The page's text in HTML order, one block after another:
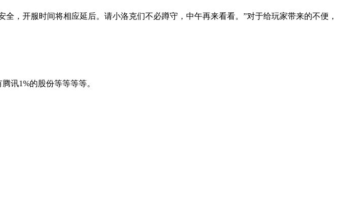
，开服时间将相应延后。请小洛克们不必蹲守，中午再来看看。”对于给玩家带来的不便，
讯1%的股份等等等等。